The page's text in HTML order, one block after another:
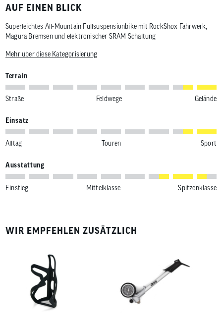
AUF EINEN BLICK
Superleichtes All-Mountain Fullsuspensionbike mit RockShox Fahrwerk,
Magura Bremsen und elektronischer SRAM Schaltung
Mehr über diese Kategorisierung
Terrain
Straße Feldwege Gelände
Einsatz
Alltag Touren Sport
Ausstattung
Einstieg Mittelklasse Spitzenklasse
WIR EMPFEHLEN ZUSÄTZLICH